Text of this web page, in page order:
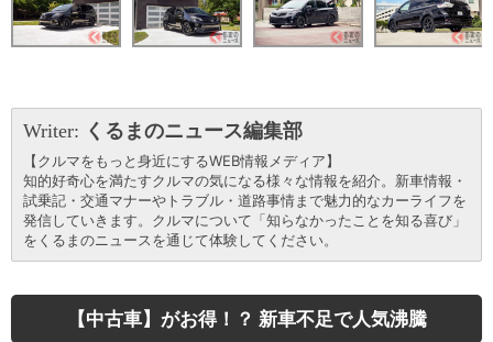
Writer: くるまのニュース編集部
【クルマをもっと身近にするWEB情報メディア】
知的好奇心を満たすクルマの気になる様々な情報を紹介。新車情報・
試乗記・交通マナーやトラブル・道路事情まで魅力的なカーライフを
発信していきます。クルマについて「知らなかったことを知る喜び」
をくるまのニュースを通じて体験してください。
【中古車】がお得！？ 新車不足で人気沸騰